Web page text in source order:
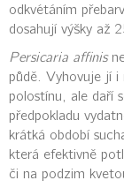
odkvétáním
dosahují výšky až
Persicaria affinis
půdě. Vyhovuje jí i
polostínu, ale daří
předpokladu
krátká období
která efektivně
či na podzim